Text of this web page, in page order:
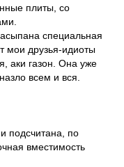
плиты, со
специальная
мои друзья-идиоты
аки газон. Она уже
всем и вся.
подсчитана, по
вместимость